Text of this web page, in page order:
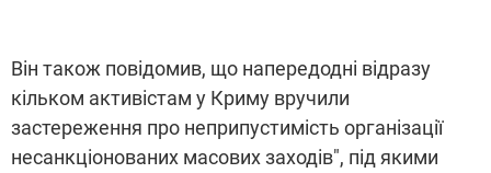
Він також повідомив, що напередодні відразу
кільком активістам у Криму вручили
застереження про неприпустимість організації
несанкціонованих масових заходів", під якими